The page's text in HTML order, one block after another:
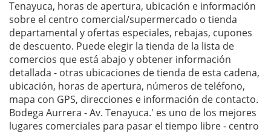
Tenayuca, horas de apertura, ubicación e información
sobre el centro comercial/supermercado o tienda
departamental y ofertas especiales, rebajas, cupones
de descuento. Puede elegir la tienda de la lista de
comercios que está abajo y obtener información
detallada - otras ubicaciones de tienda de esta cadena,
ubicación, horas de apertura, números de teléfono,
mapa con GPS, direcciones e información de contacto.
Bodega Aurrera - Av. Tenayuca.' es uno de los mejores
lugares comerciales para pasar el tiempo libre - centro